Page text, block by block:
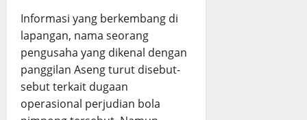
Informasi yang berkembang di
lapangan, nama seorang
pengusaha yang dikenal dengan
panggilan Aseng turut disebut-
sebut terkait dugaan
operasional perjudian bola